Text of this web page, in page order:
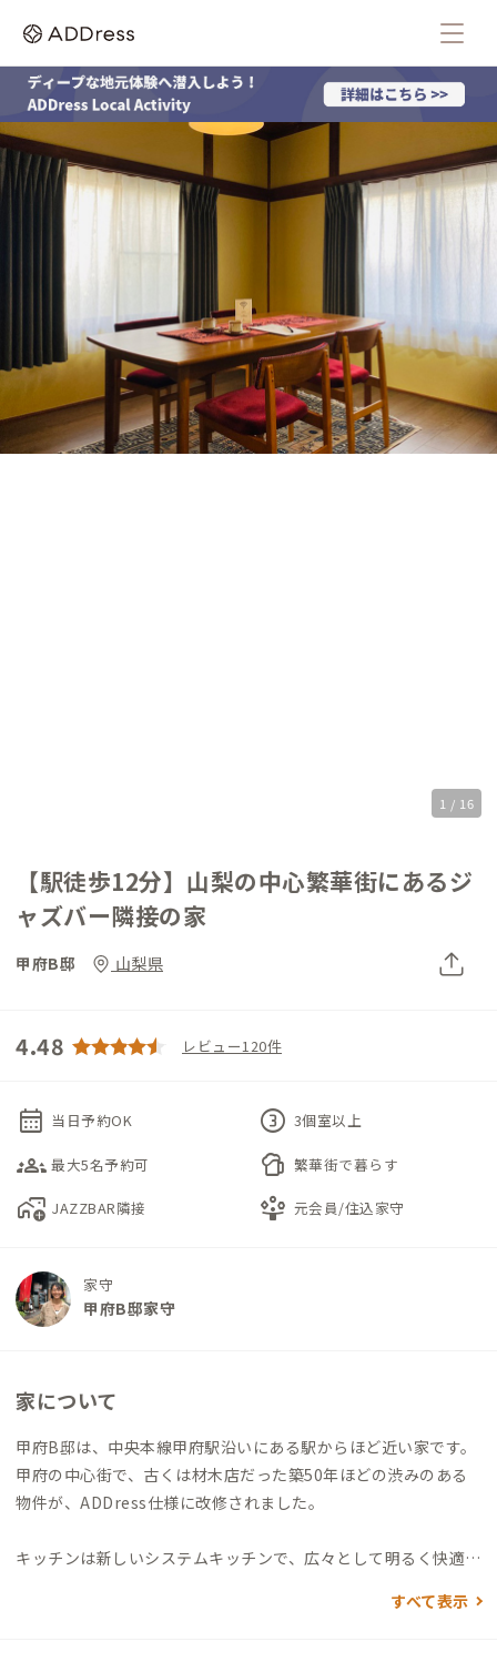
1 / 16
【駅徒歩12分】山梨の中心繁華街にあるジ
ャズバー隣接の家
甲府B邸 山梨県
4.48 レビュー120件
calendar_month 当日予約OK counter_3 3個室以上
groups_3 最大5名予約可 sports_bar 繁華街で暮らす
add_home_work JAZZBAR隣接 person_play 元会員/住込家守
家守
甲府B邸家守
家について
甲府B邸は、中央本線甲府駅沿いにある駅からほど近い家です。
甲府の中心街で、古くは材木店だった築50年ほどの渋みのある
物件が、ADDress仕様に改修されました。
キッチンは新しいシステムキッチンで、広々として明るく快適に
ダイニングテーブルとラウンジソファがあり、それぞれの過ごし
すべて表示